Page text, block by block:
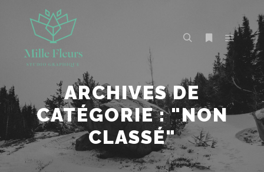
ARCHIVES DE
CATÉGORIE : "NON
CLASSÉ"